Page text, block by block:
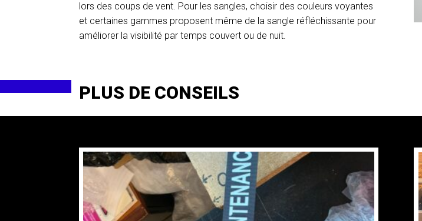
lors des coups de vent. Pour les sangles, choisir des couleurs voyantes
et certaines gammes proposent même de la sangle réfléchissante pour
améliorer la visibilité par temps couvert ou de nuit.
PLUS DE CONSEILS